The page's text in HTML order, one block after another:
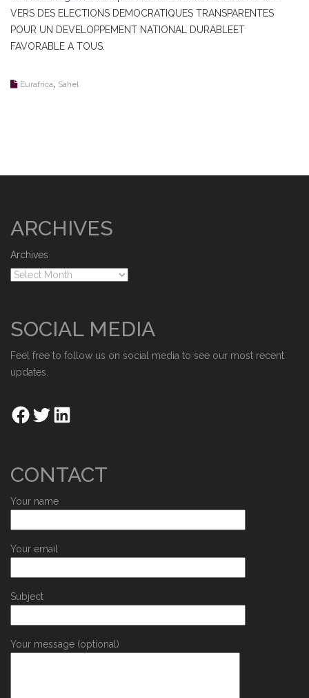
VERS DES ELECTIONS DEMOCRATIQUES TRANSPARENTES
POUR UN DEVELOPPEMENT NATIONAL DURABLEET
FAVORABLE A TOUS.
Eurafrica, Sahel
ARCHIVES
Archives
SOCIAL MEDIA
Feel free to follow us on social media to see our most recent
updates.
CONTACT
Your name
Your email
Subject
Your message (optional)